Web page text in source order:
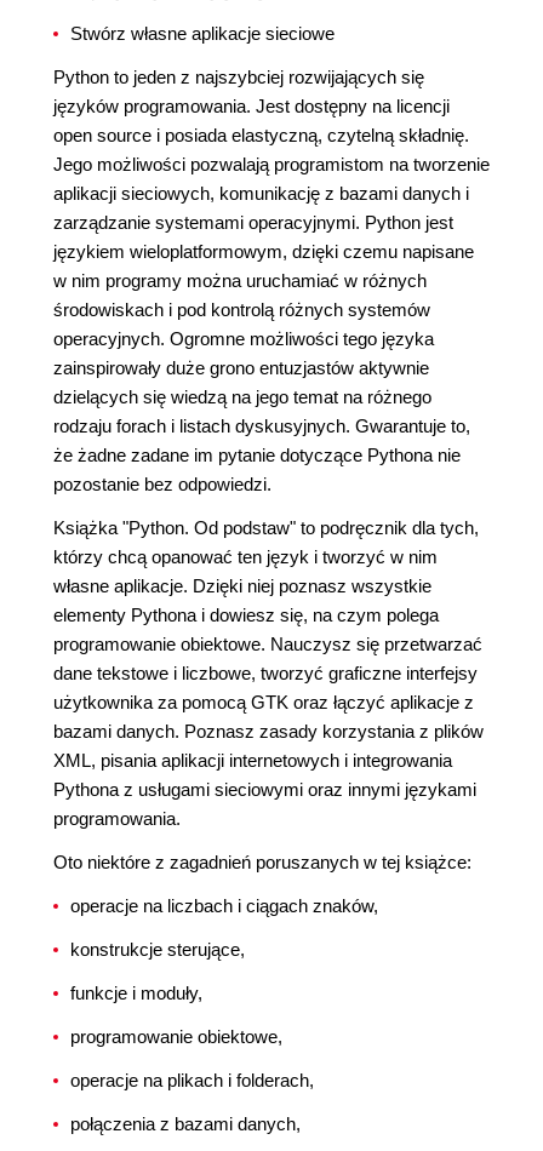
Stwórz własne aplikacje sieciowe
Python to jeden z najszybciej rozwijających się
języków programowania. Jest dostępny na licencji
open source i posiada elastyczną, czytelną składnię.
Jego możliwości pozwalają programistom na tworzenie
aplikacji sieciowych, komunikację z bazami danych i
zarządzanie systemami operacyjnymi. Python jest
językiem wieloplatformowym, dzięki czemu napisane
w nim programy można uruchamiać w różnych
środowiskach i pod kontrolą różnych systemów
operacyjnych. Ogromne możliwości tego języka
zainspirowały duże grono entuzjastów aktywnie
dzielących się wiedzą na jego temat na różnego
rodzaju forach i listach dyskusyjnych. Gwarantuje to,
że żadne zadane im pytanie dotyczące Pythona nie
pozostanie bez odpowiedzi.
Książka "Python. Od podstaw" to podręcznik dla tych,
którzy chcą opanować ten język i tworzyć w nim
własne aplikacje. Dzięki niej poznasz wszystkie
elementy Pythona i dowiesz się, na czym polega
programowanie obiektowe. Nauczysz się przetwarzać
dane tekstowe i liczbowe, tworzyć graficzne interfejsy
użytkownika za pomocą GTK oraz łączyć aplikacje z
bazami danych. Poznasz zasady korzystania z plików
XML, pisania aplikacji internetowych i integrowania
Pythona z usługami sieciowymi oraz innymi językami
programowania.
Oto niektóre z zagadnień poruszanych w tej książce:
operacje na liczbach i ciągach znaków,
konstrukcje sterujące,
funkcje i moduły,
programowanie obiektowe,
operacje na plikach i folderach,
połączenia z bazami danych,